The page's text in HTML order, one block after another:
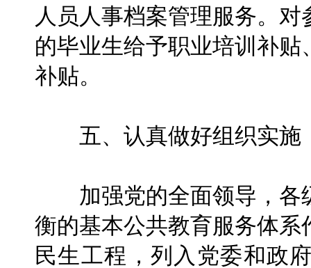
人员人事档案管理服务。
的毕业生给予职业培训补
补贴。
五、认真做好组织实施
加强党的全面领导，各
衡的基本公共教育服务体
民生工程，列入党委和政